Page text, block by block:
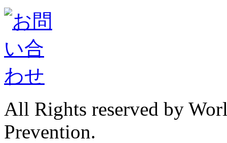
All Rights reserved by
Prevention.